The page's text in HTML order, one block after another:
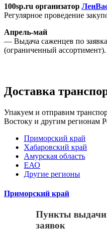
100sp.ru организатор
Регулярное проведение
Апрель-май
— Выдача саженцев по
(ограниченный ассортимент).
Доставка
Упакуем и отправим
Востоку и другим регионам
Приморский край
Хабаровский край
Амурская область
ЕАО
Другие регионы
Приморский край
Пункты выдачи
заявок